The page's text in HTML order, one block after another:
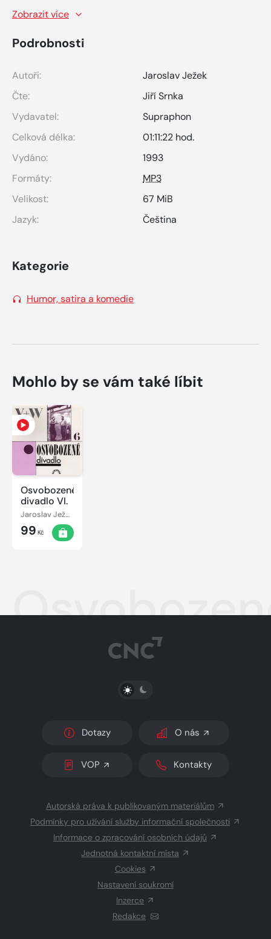
Zobrazit více
Podrobnosti
Autoři:
Jaroslav Ježek
Čte:
Jiří Srnka
Vydavatel:
Supraphon
Celková délka:
01:11:22 hod.
Vydáno:
1993
Formáty:
MP3
Velikost:
67 MiB
Jazyk:
Čeština
Kategorie
Humor, satira a komedie
Mohlo by se vám také líbit
Osvobozené
divadlo VI.
Jaroslav Ježek
99 Kč
PŘEPNOUT SVĚTLÝ/TMAVÝ REŽIM
Dotazy O nás
VOP Kontakty
Autorská práva k publikovaným materiálům
Podmínky pro užívání služby informační společnosti
Informace o zpracování osobních údajů
Jednotná kontaktní místa
Cookies
Nastavení soukromí
Inzerce
Redakce